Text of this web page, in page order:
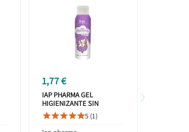
1,77 €
IAP PHARMA GEL
HIGIENIZANTE SIN
ACLARADO MORA 70º
100ML
5 (1)
›